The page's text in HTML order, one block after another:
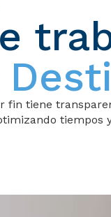
fin tiene
tiempos